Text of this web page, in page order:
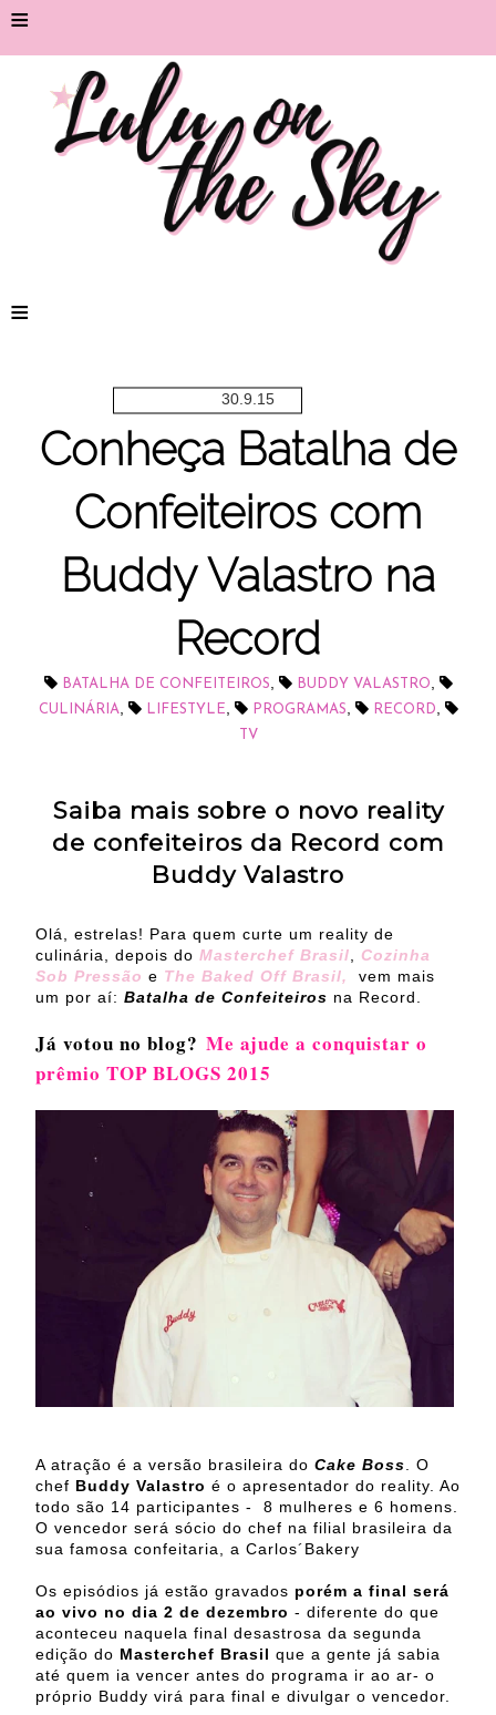
≡
≡
30.9.15
Conheça Batalha de
Confeiteiros com
Buddy Valastro na
Record
BATALHA DE CONFEITEIROS, BUDDY VALASTRO,
CULINÁRIA, LIFESTYLE, PROGRAMAS, RECORD,
TV
Saiba mais sobre o novo reality
de confeiteiros da Record com
Buddy Valastro
Olá, estrelas! Para quem curte um reality de
culinária, depois do Masterchef Brasil
Cozinha
Sob Pressão e The Baked Off Brasil,
vem mais
um por aí: Batalha de Confeiteiros na Record.
Já votou no blog? Me ajude a conquistar o
prêmio TOP BLOGS 2015
A atração é a versão brasileira do Cake Boss . O
chef Buddy Valastro é o apresentador do reality. Ao
todo são 14 participantes - 8 mulheres e 6 homens.
O vencedor será sócio do chef na filial brasileira da
sua famosa confeitaria, a Carlos´Bakery
Os episódios já estão gravados porém a final será
ao vivo no dia 2 de dezembro - diferente do que
aconteceu naquela final desastrosa da segunda
edição do Masterchef Brasil que a gente já sabia
até quem ia vencer antes do programa ir ao ar- o
próprio Buddy virá para final e divulgar o vencedor.